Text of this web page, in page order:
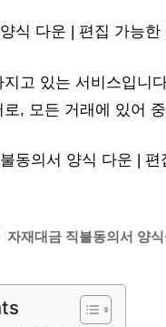
식 다운 | 편집 가능
고 있는 서비스입니
, 모든 거래에 있어
동의서 양식 다운 |
자재대금 직불동의서 양